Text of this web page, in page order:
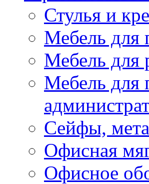
Стулья и
Мебель для
Мебель для
Мебель для
Сейфы,
Офисная
Офисное